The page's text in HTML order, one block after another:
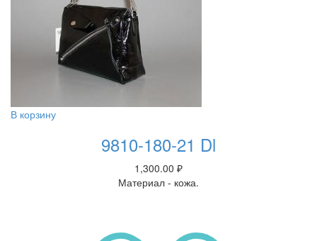
В корзину
9810-180-21 Dl
1,300.00 ₽
Материал - кожа.